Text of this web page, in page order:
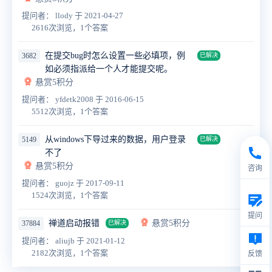
提问者： llody 于 2021-04-27
2616次浏览，1个答案
3682
在提交bug时怎么设置一些必填项，例
如必须指派给一个人才能提交呢。
已解决
悬赏5积分
提问者： yfdetk2008 于 2016-06-15
5512次浏览，1个答案
5149
从windows下导过来的数据，用户登录
不了
已解决
悬赏5积分
提问者： guojz 于 2017-09-11
1524次浏览，1个答案
37884 禅道启动报错 已解决
悬赏5积分
提问者： aliujb 于 2021-01-12
2182次浏览，1个答案
咨询
提问
反馈